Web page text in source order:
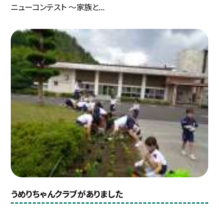
ニューコンテスト 〜家族と...
うめりちゃんクラブがありました